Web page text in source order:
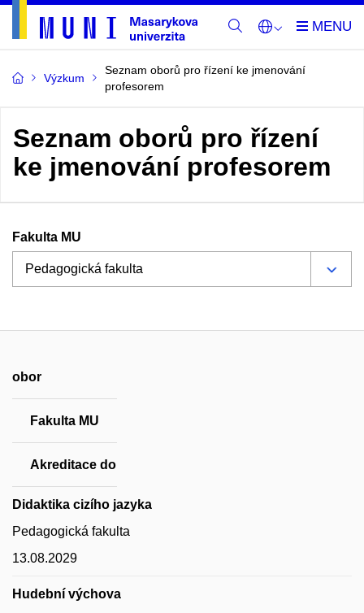
Výzkum
Seznam oborů pro řízení ke jmenování
profesorem
Seznam oborů pro řízení
ke jmenování profesorem
Fakulta MU
obor
Fakulta MU
Akreditace do
Didaktika cizího jazyka
Pedagogická fakulta
13.08.2029
Hudební výchova